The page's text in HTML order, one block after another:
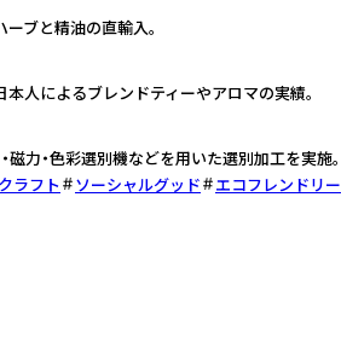
ブと精油の直輸入。
人によるブレンドティーやアロマの実績。
力・色彩選別機などを用いた選別加工を実施。
ラフト
ソーシャルグッド エコフレンドリー